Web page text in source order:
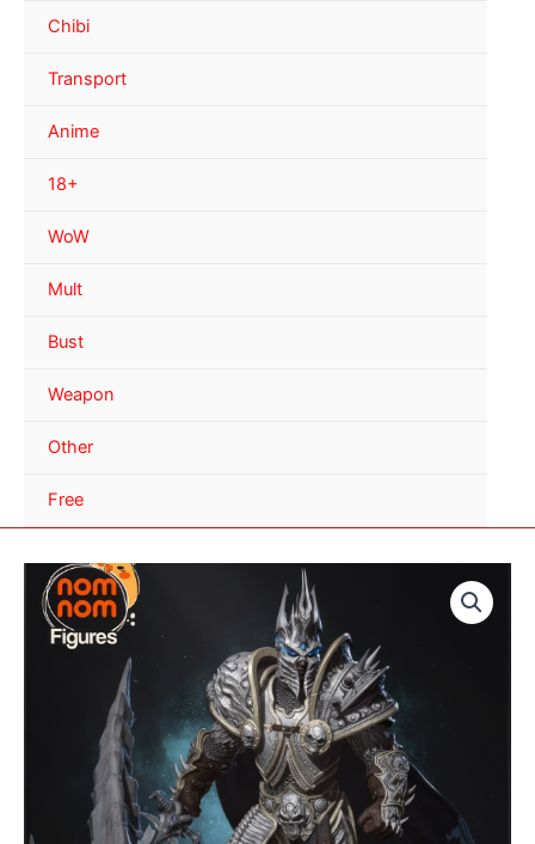
Chibi
Transport
Anime
18+
WoW
Mult
Bust
Weapon
Other
Free